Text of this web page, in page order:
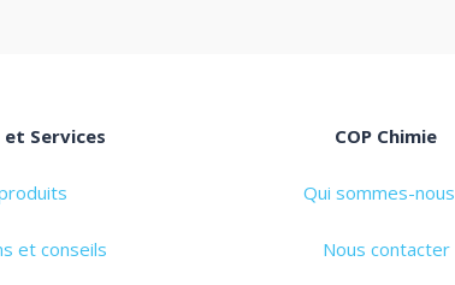
Services
et conseils
COP Chimie
Qui sommes-
Nous contacter